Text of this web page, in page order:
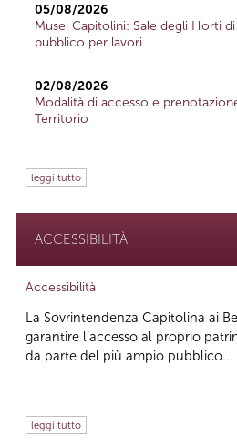
05/08/2026
Musei Capitolini: Sale degli Horti
pubblico per lavori
02/08/2026
Modalità di accesso e
Territorio
leggi tutto
ACCESSIBILITÀ
Accessibilità
La Sovrintendenza Capitolina ai
garantire l’accesso al proprio
da parte del più ampio pubblico...
leggi tutto